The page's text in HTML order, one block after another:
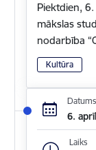
Piektdien,
mākslas
nodarbība
Kultūra
Datums
6.
Laiks